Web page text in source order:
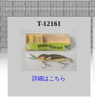
T-12161
詳細はこちら